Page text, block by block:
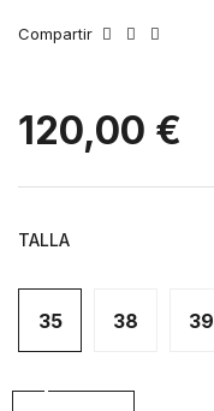
Compartir
120,00 €
TALLA
35 38 39